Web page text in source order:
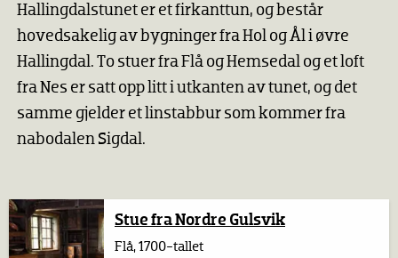
Hallingdalstunet er et firkanttun, og består
hovedsakelig av bygninger fra Hol og Ål i øvre
Hallingdal. To stuer fra Flå og Hemsedal og et loft
fra Nes er satt opp litt i utkanten av tunet, og det
samme gjelder et linstabbur som kommer fra
nabodalen Sigdal.
Stue fra Nordre Gulsvik
Flå, 1700-tallet